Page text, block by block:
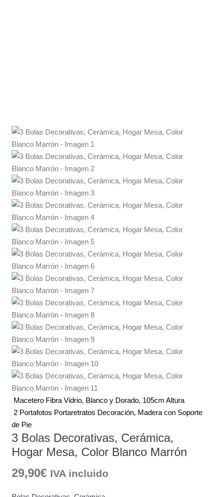
Macetero Fibra Vidrio, Blanco y Dorado, 105cm Altura
2 Portafotos Portaretratos Decoración, Madera con Soporte
de Pie
3 Bolas Decorativas, Cerámica,
Hogar Mesa, Color Blanco Marrón
29,90€ IVA incluido